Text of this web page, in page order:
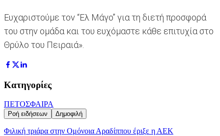
Ευχαριστούμε τον “Ελ Μάγο” για τη διετή προσφορά
του στην ομάδα και του ευχόμαστε κάθε επιτυχία στο
Θρύλο του Πειραιά».
Κατηγορίες
ΠΕΤΟΣΦΑΙΡΑ
Ροή ειδήσεων Δημοφιλή
Φιλική τριάρα στην Ομόνοια Αραδίππου έριξε η ΑΕΚ